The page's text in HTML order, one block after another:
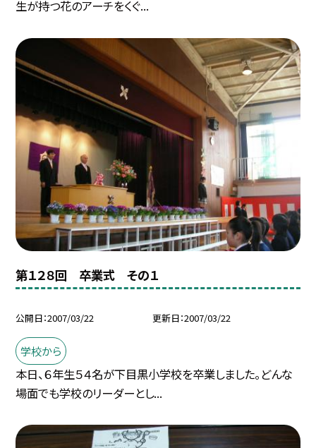
生が持つ花のアーチをくぐ...
第１２８回 卒業式 その１
公開日 2007/03/22 更新日 2007/03/22
学校から
本日、６年生５４名が下目黒小学校を卒業しました。どんな
場面でも学校のリーダーとし...